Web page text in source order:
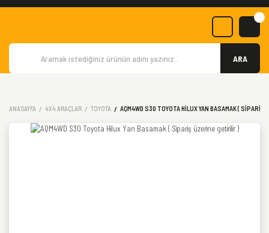
ARA
ANASAYFA 4X4 ARAÇLAR TOYOTA AQM4WD S30 TOYOTA HILUX YAN BASAMAK ( SIPARIŞ